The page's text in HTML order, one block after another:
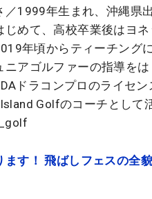
／1999年生まれ、沖縄県
じめて、高校卒業後はヨネ
年頃からティーチング
アゴルファーの指導をは
ドラコンプロのライセン
Golfのコーチとして
ます！ 飛ばしフェスの全